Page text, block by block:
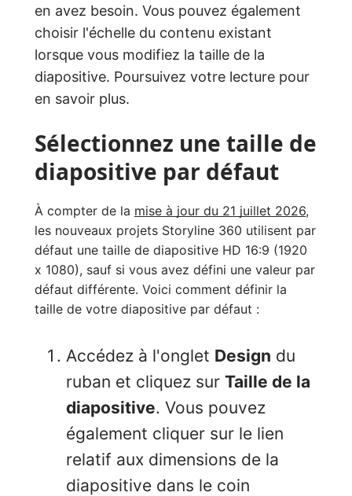
en avez besoin. Vous pouvez également
choisir l'échelle du contenu existant
lorsque vous modifiez la taille de la
diapositive. Poursuivez votre lecture pour
en savoir plus.
Sélectionnez une taille de
diapositive par défaut
À compter de la mise à jour du 21 juillet 2026,
les nouveaux projets Storyline 360 utilisent par
défaut une taille de diapositive HD 16:9 (1920
x 1080), sauf si vous avez défini une valeur par
défaut différente. Voici comment définir la
taille de votre diapositive par défaut :
Accédez à l'onglet Design du
ruban et cliquez sur Taille de la
diapositive. Vous pouvez
également cliquer sur le lien
relatif aux dimensions de la
diapositive dans le coin